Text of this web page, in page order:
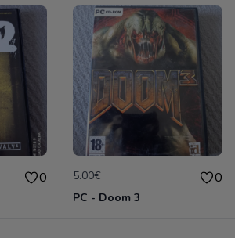
0 5.00€ 0
PC - Doom 3